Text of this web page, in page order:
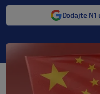
Dodajte N1